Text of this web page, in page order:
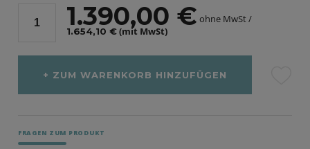
1.390,00 € ohne MwSt /
1.654,10 €(mit MwSt)
ZUM WARENKORB HINZUFÜGEN
FRAGEN ZUM PRODUKT